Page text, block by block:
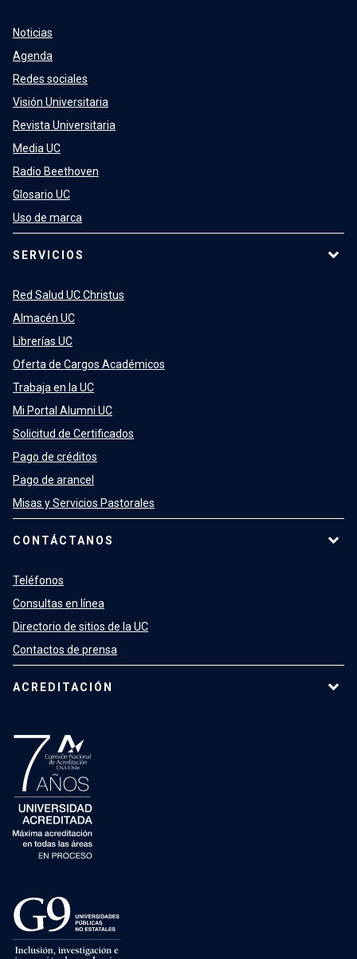
Noticias
Agenda
Redes sociales
Visión Universitaria
Revista Universitaria
Media UC
Radio Beethoven
Glosario UC
Uso de marca
SERVICIOS
Red Salud UC Christus
Almacén UC
Librerías UC
Oferta de Cargos Académicos
Trabaja en la UC
Mi Portal Alumni UC
Solicitud de Certificados
Pago de créditos
Pago de arancel
Misas y Servicios Pastorales
CONTÁCTANOS
Teléfonos
Consultas en línea
Directorio de sitios de la UC
Contactos de prensa
ACREDITACIÓN